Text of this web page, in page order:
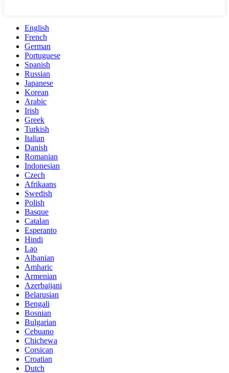
English
French
German
Portuguese
Spanish
Russian
Japanese
Korean
Arabic
Irish
Greek
Turkish
Italian
Danish
Romanian
Indonesian
Czech
Afrikaans
Swedish
Polish
Basque
Catalan
Esperanto
Hindi
Lao
Albanian
Amharic
Armenian
Azerbaijani
Belarusian
Bengali
Bosnian
Bulgarian
Cebuano
Chichewa
Corsican
Croatian
Dutch